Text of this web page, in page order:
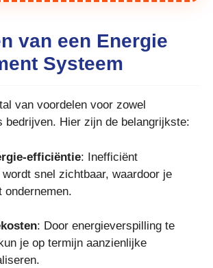
van een Energie
Systeem
van voordelen voor zowel
bedrijven. Hier zijn de belangrijkste:
efficiëntie: Inefficiënt
snel zichtbaar, waardoor je
: Door energieverspilling te
je op termijn aanzienlijke